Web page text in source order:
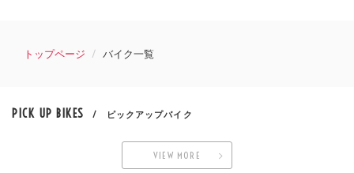
トップページ バイク一覧
PICK UP BIKES / ピックアップバイク
VIEW MORE